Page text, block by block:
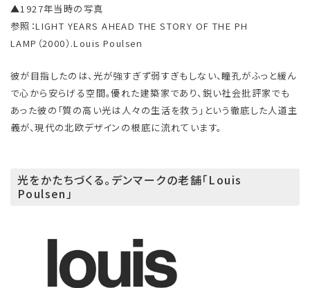
▲1927年当時の写真
参照：LIGHT YEARS AHEAD THE STORY OF THE PH
LAMP（2000）.Louis Poulsen
彼が目指したのは、光が強すぎず弱すぎもしない、瞳孔がふっと緩ん
で心から安らげる空間。優れた建築家であり、鋭い社会批評家でも
あった彼の「質の高い光は人々の生活を救う」という徹底した人道主
義が、現代の北欧デザインの根底に流れています。
光をかたちづくる。デンマークの老舗「Louis
Poulsen」